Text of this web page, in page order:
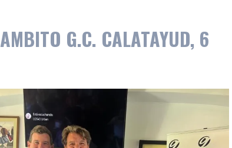
G.C. CALATAYUD, 6